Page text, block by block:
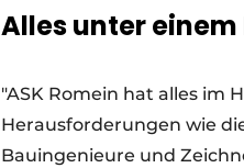
Alles unter einem
"ASK Romein hat alles im
Herausforderungen wie
Bauingenieure und